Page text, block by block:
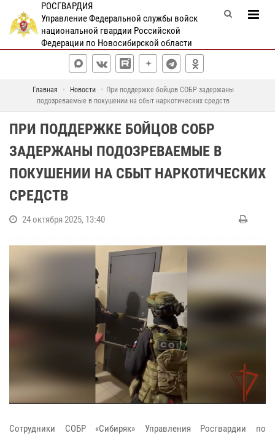
РОСГВАРДИЯ
Управление Федеральной службы войск
национальной гвардии Российской
Федерации по Новосибирской области
Главная Новости
При поддержке бойцов СОБР задержаны
подозреваемые в покушении на сбыт наркотических средств
ПРИ ПОДДЕРЖКЕ БОЙЦОВ СОБР
ЗАДЕРЖАНЫ ПОДОЗРЕВАЕМЫЕ В
ПОКУШЕНИИ НА СБЫТ НАРКОТИЧЕСКИХ
СРЕДСТВ
24 октября 2025, 13:40
Сотрудники СОБР «Сибиряк» Управления Росгвардии по